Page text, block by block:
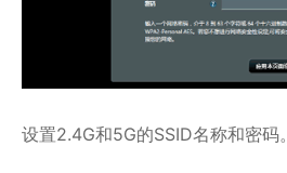
设置2.4G和5G的SSID名称和密码。